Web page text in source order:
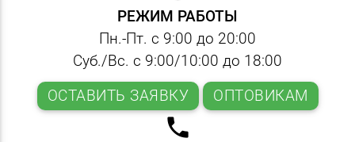
РЕЖИМ РАБОТЫ
Пн.-Пт. с 9:00 до 20:00
Суб./Вс. с 9:00/10:00 до 18:00
ОСТАВИТЬ ЗАЯВКУ
ОПТОВИКАМ
local_phone